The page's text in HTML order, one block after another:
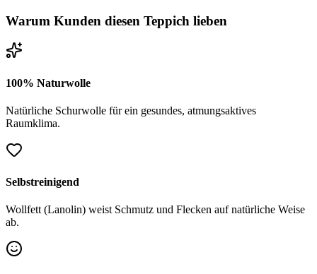
Warum Kunden diesen Teppich lieben
100% Naturwolle
Natürliche Schurwolle für ein gesundes, atmungsaktives
Raumklima.
Selbstreinigend
Wollfett (Lanolin) weist Schmutz und Flecken auf natürliche Weise
ab.